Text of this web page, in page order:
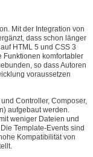
Mit der Integration von
dass schon länger
HTML 5 und CSS 3
Funktionen komfortabler
so dass Autoren
voraussetzen
Controller, Composer,
aufgebaut werden.
weniger Dateien und
Template-Events sind
Kompatibilität von